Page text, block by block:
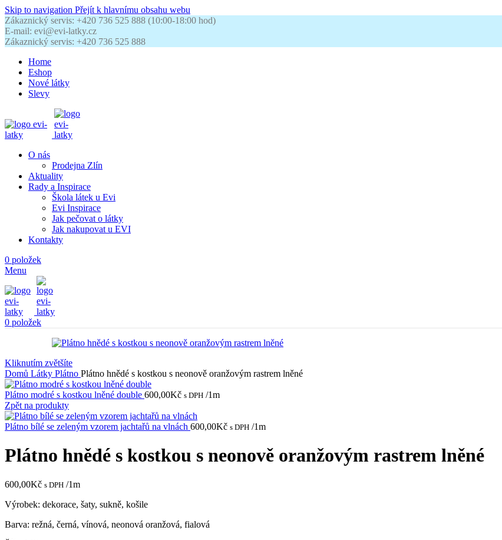
Skip to navigation Přejít k hlavnímu obsahu webu
Zákaznický servis: +420 736 525 888 (10:00-18:00 hod)
E-mail: evi@evi-latky.cz
Zákaznický servis: +420 736 525 888
Home
Eshop
Nové látky
Slevy
O nás
Prodejna Zlín
Aktuality
Rady a Inspirace
Škola látek u Evi
Evi Inspirace
Jak pečovat o látky
Jak nakupovat u EVI
Kontakty
0 položek
Menu
0 položek
Kliknutím zvětšíte
Domů Látky Plátno Plátno hnědé s kostkou s neonově oranžovým rastrem lněné
Plátno modré s kostkou lněné double 600,00Kč s DPH /1m
Zpět na produkty
Plátno bílé se zeleným vzorem jachtařů na vlnách 600,00Kč s DPH /1m
Plátno hnědé s kostkou s neonově oranžovým rastrem lněné
600,00Kč s DPH /1m
Výrobek: dekorace, šaty, sukně, košile
Barva: režná, černá, vínová, neonová oranžová, fialová